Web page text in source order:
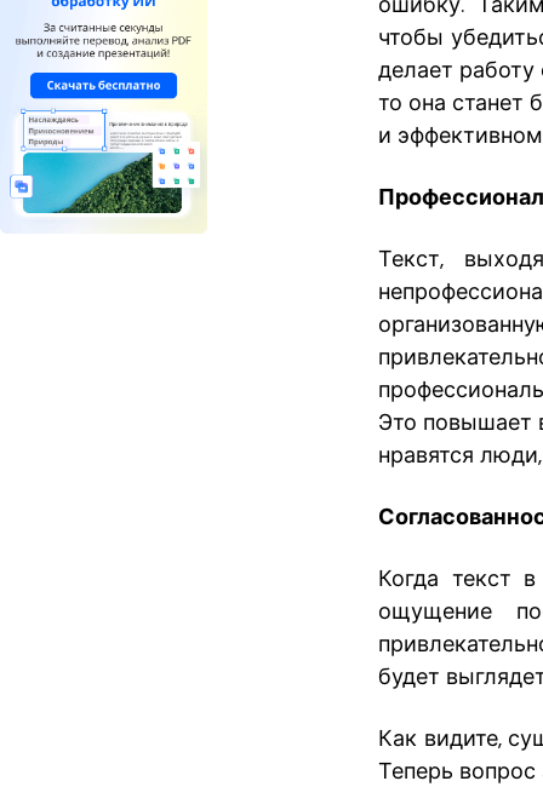
чтобы
делает
то она станет
и
Текст,
Это повышает
нравятся
Когда текст
ощущение
будет
Как видите,
Теперь вопрос